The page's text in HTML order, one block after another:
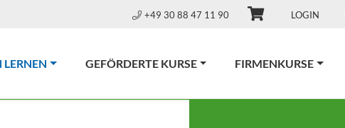
+49 30 88 47 11 90 LOGIN
LERNEN(CURRENT)GEFÖRDERTE KURSE FIRMENKURSE